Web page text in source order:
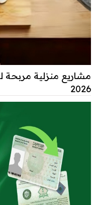
مشاريع منزلية مربحة
2026